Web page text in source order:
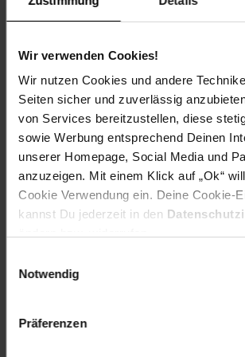
Wir verwenden Cookies!
Wir nutzen Cookies und andere
Seiten sicher und zuverlässig
von Services bereitzustellen, diese
sowie Werbung entsprechend Deinen
unserer Homepage, Social Media und
anzuzeigen. Mit einem Klick auf „Ok“
Cookie Verwendung ein. Deine Cookie-
kannst Du jederzeit in den
Notwendig
Präferenzen
Artikel gehört zur Kategorie:
Versandinformationen
Herstellerinformationen
Fußzeile
Weitere Online-Angebote